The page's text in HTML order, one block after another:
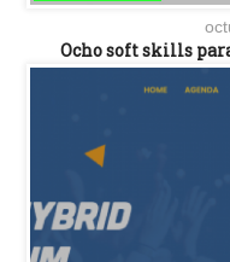
Ocho soft skills